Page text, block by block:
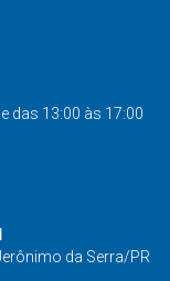
das 13:00 às 17:00
da Serra/PR